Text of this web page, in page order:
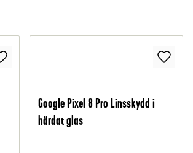
Google Pixel 8 Pro Linsskydd i
härdat glas